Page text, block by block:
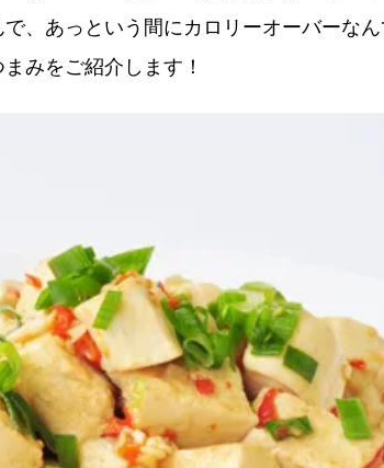
、あっという間にカロリーオーバーな
みをご紹介します！